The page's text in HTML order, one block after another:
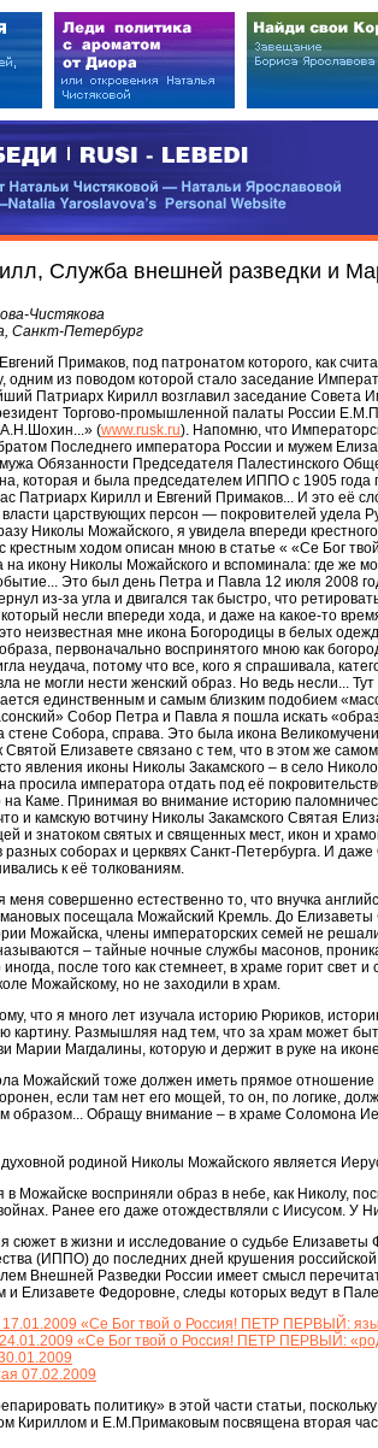
— LEBEDI
Чистяковой — Натальи Ярославовой
Служба внешней разведки и
Чистякова
Санкт-Петербург
Примаков, под патронатом которого, как
одним из поводом которой стало заседание
Патриарх Кирилл возглавил заседание Совета
Торгово-промышленной палаты России
(www.rusk.ru). Напомню, что
Последнего императора России и мужем
мужа Обязанности Председателя Палестинского
которая и была председателем ИППО с 1905 года
Патриарх Кирилл и Евгений Примаков... И это её
царствующих персон — покровителей удела
Николы Можайского, я увидела впереди
с крестным ходом описан мною в статье « «Се Бог
на икону Николы Можайского и вспоминала: где же
Это был день Петра и Павла 12 июля 2008
из-за угла и двигался так быстро, что
несли впереди хода, и даже на какое-то
неизвестная мне икона Богородицы в белых
первоначально воспринятого мною как
неудача, потому что все, кого я спрашивала,
не могли нести женский образ. Но ведь несли...
единственным и самым близким подобием
Собор Петра и Павла я пошла искать
Собора, справа. Это была икона
Елизавете связано с тем, что в этом же
явления иконы Николы Закамского – в село
просила императора отдать под её
на Каме. Принимая во внимание историю
и камскую вотчину Николы Закамского Святая
и знатоком святых и священных мест, икон и
соборах и церквях Санкт-Петербурга. И
к её толкованиям.
меня совершенно естественно то, что внучка
посещала Можайский Кремль. До
Можайска, члены императорских семей не
– тайные ночные службы масонов,
после того как стемнеет, в храме горит
Можайскому, но не заходили в храм.
что я много лет изучала историю Рюриков,
картину. Размышляя над тем, что за храм может
Марии Магдалины, которую и держит в руке на
Можайский тоже должен иметь прямое
если там нет его мощей, то он, по логике,
образом... Обращу внимание – в храме Соломона
духовной родиной Николы Можайского является
Можайске восприняли образ в небе, как Николу,
Ранее его даже отождествляли с Иисусом. У
сюжет в жизни и исследование о судьбе
(ИППО) до последних дней крушения
Внешней Разведки России имеет смысл
Елизавете Федоровне, следы которых ведут в
«Се Бог твой о Россия! ПЕТР ПЕРВЫЙ:
24.01.2009 «Се Бог твой о Россия! ПЕТР ПЕРВЫЙ:
07.02.2009
политику» в этой части статьи,
Кириллом и Е.М.Примаковым посвящена вторая